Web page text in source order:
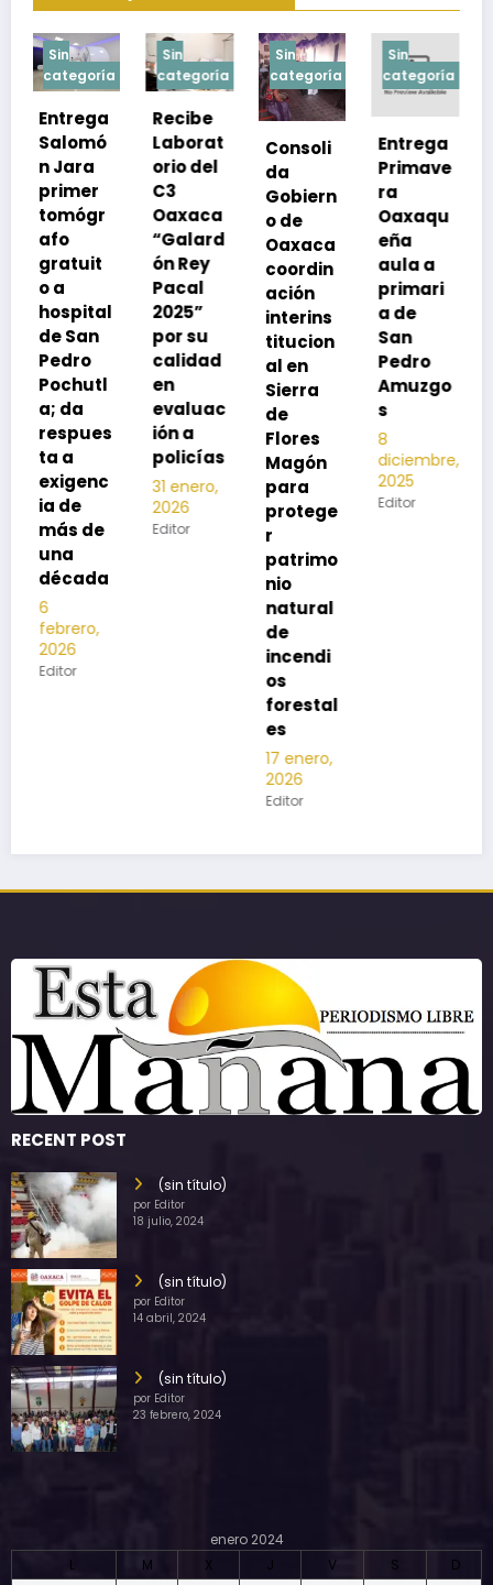
Sin
categoría
Recibe
Laborat
orio del
C3
Oaxaca
“Galard
ón Rey
Pacal
2025”
por su
calidad
en
evaluac
ión a
policías
31 enero,
2026
Editor
Sin
categoría
Consoli
da
Gobiern
o de
Oaxaca
coordin
ación
interins
titucion
al en
Sierra
de
Flores
Magón
para
protege
r
Sin
categoría
Entrega
Primave
ra
Oaxaqu
eña
aula a
primari
a de
San
Pedro
Amuzgo
s
8
diciembre,
2025
Editor
Sin
categoría
Exhorta
SSO a
vacuna
rse de
neumoc
oco
para
preveni
r la
neumon
ía
13
noviembre,
2025
Editor
RECENT POST
(sin título)
por Editor
18 julio, 2024
(sin título)
por Editor
14 abril, 2024
(sin título)
por Editor
23 febrero, 2024
enero 2024
L
M X J V S
D